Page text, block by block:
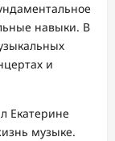
навыки. В
и
Екатерине
музыке.